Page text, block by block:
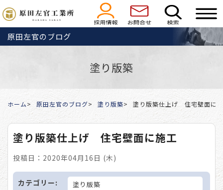
原田左官のブログ
塗り版築
ホーム 原田左官のブログ 塗り版築 塗り版築仕上げ 住宅壁面に
塗り版築仕上げ 住宅壁面に施工
投稿日：2020年04月16日 (木)
カテゴリー: 塗り版築